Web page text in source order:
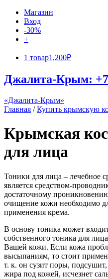
Магазин
Вход
-30%
+
1 товар1,200₽
Джалита-Крым: +7
«Джалита-Крым»
Главная /Купить крымскую
Крымская
для лица
Тоники для лица – лечебное
является средством-
достаточному
очищение кожи необходимо
применения крема.
В основу тоника может
собственного тоника для
Вашей кожи. Если кожа
высыпаниям, то стоит
т. к. он сузит поры,
жира под кожей, исчезнет